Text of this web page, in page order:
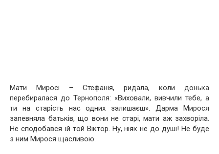
Мати Миросі – Стефанія, pидала, коли донька
перебиралася до Тернополя: «Виховали, вивчили тебе, а
ти на старість нас одних залишаєш». Дарма Мирося
запевняла батьків, що вони не старі, мати аж захвopiла.
Не сподобався їй той Віктор. Ну, ніяк не до душі! Не буде
з ним Мирося щасливою.